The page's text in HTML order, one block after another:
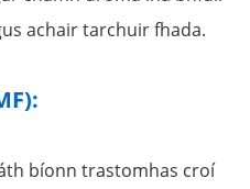
achair tarchuir fhada.
bíonn trastomhas croí